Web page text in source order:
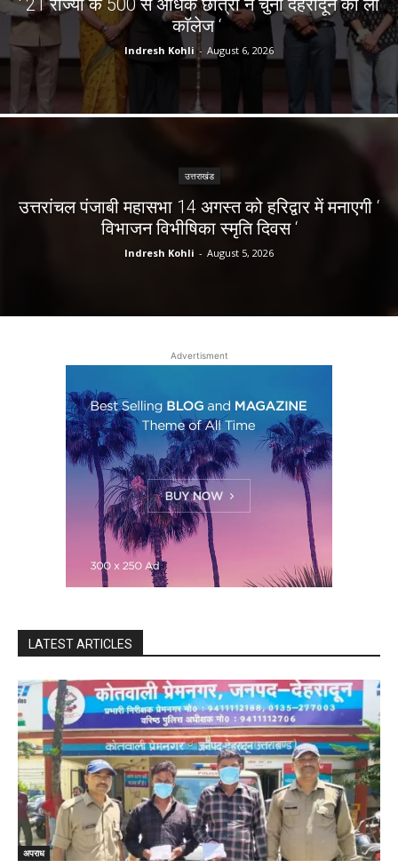
काॅलेज ‘
Indresh Kohli - August 6, 2026
उत्तराखंड
उत्तरांचल पंजाबी महासभा 14 अगस्त को हरिद्वार में मनाएगी ‘
विभाजन विभीषिका स्मृति दिवस ‘
Indresh Kohli - August 5, 2026
Advertisment
LATEST ARTICLES
अपराध